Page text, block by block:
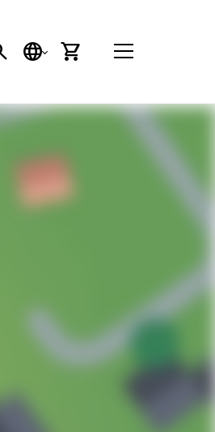
SEARCH BUTTON
SPRACHEEINKAUFSWAGEN